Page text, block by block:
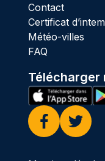
Contact
Certificat
Météo-villes
FAQ
Télécharger
Facebook
Twitter